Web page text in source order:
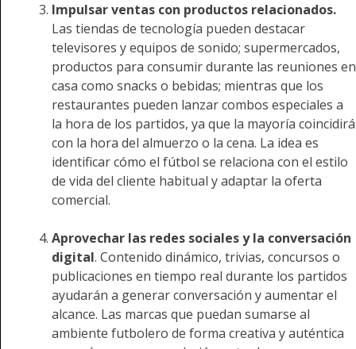
Impulsar ventas con productos relacionados.
Las tiendas de tecnología pueden destacar
televisores y equipos de sonido; supermercados,
productos para consumir durante las reuniones en
casa como snacks o bebidas; mientras que los
restaurantes pueden lanzar combos especiales a
la hora de los partidos, ya que la mayoría coincidirá
con la hora del almuerzo o la cena. La idea es
identificar cómo el fútbol se relaciona con el estilo
de vida del cliente habitual y adaptar la oferta
comercial.
Aprovechar las redes sociales y la conversación
digital. Contenido dinámico, trivias, concursos o
publicaciones en tiempo real durante los partidos
ayudarán a generar conversación y aumentar el
alcance. Las marcas que puedan sumarse al
ambiente futbolero de forma creativa y auténtica